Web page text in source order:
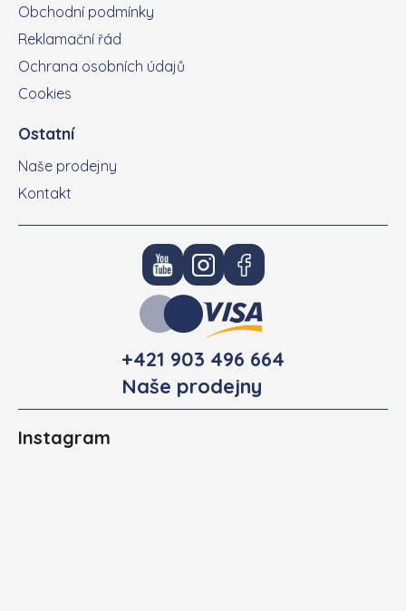
Obchodní podmínky
Reklamační řád
Ochrana osobních údajů
Cookies
Ostatní
Naše prodejny
Kontakt
+421 903 496 664
Naše prodejny
Instagram